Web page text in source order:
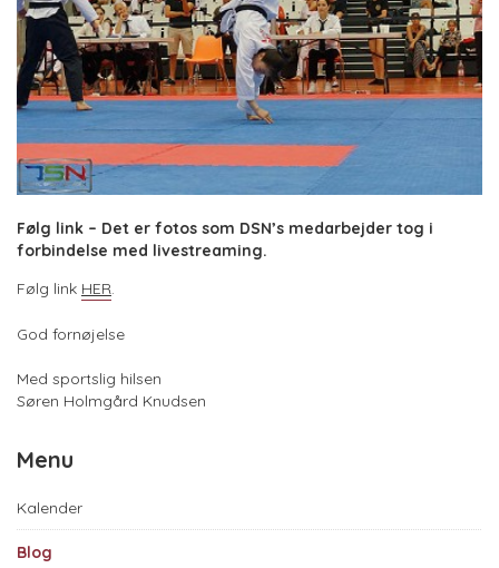
Følg link – Det er fotos som DSN’s medarbejder tog i
forbindelse med livestreaming.
Følg link HER.
God fornøjelse
Med sportslig hilsen
Søren Holmgård Knudsen
Menu
Kalender
Blog